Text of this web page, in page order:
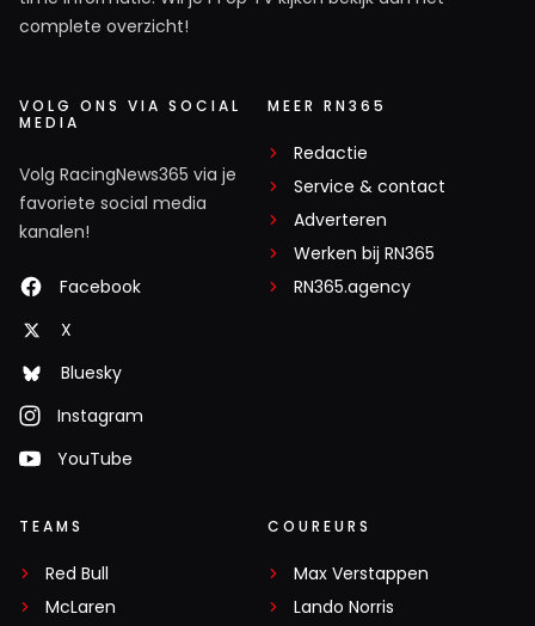
complete overzicht!
VOLG ONS VIA SOCIAL
MEDIA
Volg RacingNews365 via je
favoriete social media
kanalen!
Facebook
X
Bluesky
Instagram
YouTube
MEER RN365
Redactie
Service & contact
Adverteren
Werken bij RN365
RN365.agency
TEAMS
Red Bull
McLaren
COUREURS
Max Verstappen
Lando Norris